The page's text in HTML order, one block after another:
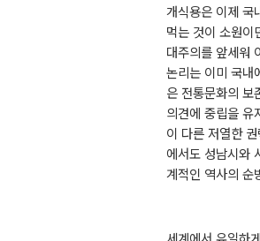
개식용은 이제 국
먹는 것이 소원이
대주의를 앞세워
논리는 이미 국내
은 전통문화의 보
의견에 중립을 유
이 다른 저열한
에서도 성남시와
계적인 역사의 순